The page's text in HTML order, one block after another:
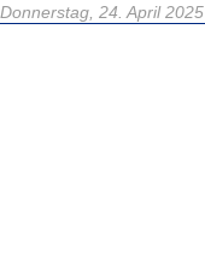
Donnerstag, 24. April 2025